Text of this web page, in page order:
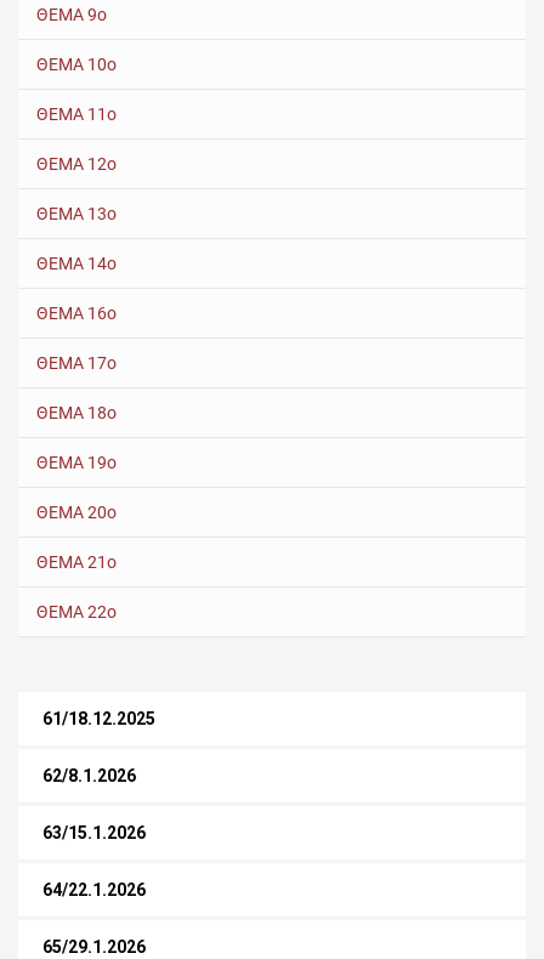
ΘΕΜΑ 9ο
ΘΕΜΑ 10ο
ΘΕΜΑ 11ο
ΘΕΜΑ 12ο
ΘΕΜΑ 13ο
ΘΕΜΑ 14ο
ΘΕΜΑ 16ο
ΘΕΜΑ 17ο
ΘΕΜΑ 18ο
ΘΕΜΑ 19ο
ΘΕΜΑ 20ο
ΘΕΜΑ 21ο
ΘΕΜΑ 22ο
61/18.12.2025
62/8.1.2026
63/15.1.2026
64/22.1.2026
65/29.1.2026